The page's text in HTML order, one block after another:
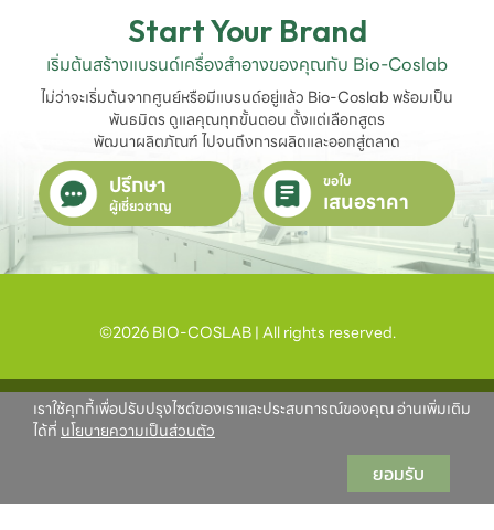
Start Your Brand
เริ่มต้นสร้างแบรนด์เครื่องสำอางของคุณกับ Bio-Coslab
ไม่ว่าจะเริ่มต้นจากศูนย์หรือมีแบรนด์อยู่แล้ว Bio-Coslab พร้อมเป็น
พันธมิตร ดูแลคุณทุกขั้นตอน ตั้งแต่เลือกสูตร
พัฒนาผลิตภัณฑ์ ไปจนถึงการผลิตและออกสู่ตลาด
ปรึกษา
ผู้เชี่ยวชาญ
ขอใบ
เสนอราคา
©2026 BIO-COSLAB | All rights reserved.
เราใช้คุกกี้เพื่อปรับปรุงไซต์ของเราและประสบการณ์ของคุณ อ่านเพิ่มเติม
ได้ที่ นโยบายความเป็นส่วนตัว
ยอมรับ